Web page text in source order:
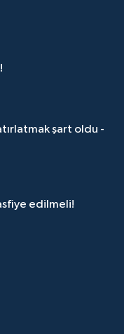
şart oldu -
edilmeli!